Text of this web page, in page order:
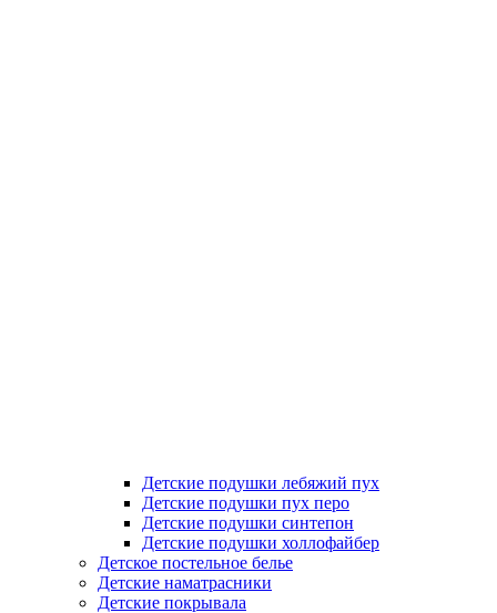
Детские подушки лебяжий пух
Детские подушки пух перо
Детские подушки синтепон
Детские подушки холлофайбер
Детское постельное белье
Детские наматрасники
Детские покрывала